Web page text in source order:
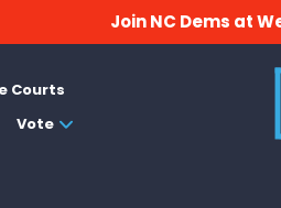
Join NC Dems at
Courts
Vote